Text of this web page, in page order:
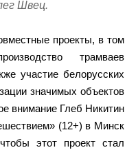
Швец.
проекты, в том
трамваев
участие белорусских
значимых объектов
внимание Глеб Никитин
(12+) в Минск
этот проект стал